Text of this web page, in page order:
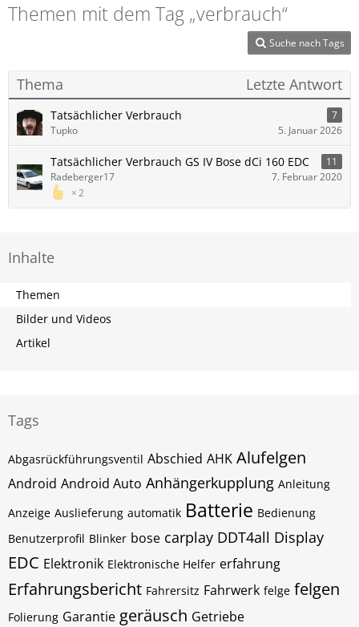
Themen mit dem Tag „verbrauch“
Suche nach Tags
Thema Letzte Antwort
Tatsächlicher Verbrauch
7
Tupko
5. Januar 2026
Tatsächlicher Verbrauch GS IV Bose dCi 160 EDC 11
2
Radeberger17 7. Februar 2020
Inhalte
Themen
Bilder und Videos
Artikel
Tags
Abgasrückführungsventil Abschied AHK Alufelgen
Android Android Auto Anhängerkupplung Anleitung
Anzeige Auslieferung automatik Batterie Bedienung
Benutzerprofil Blinker bose carplay DDT4all Display
EDC Elektronik Elektronische Helfer erfahrung
Erfahrungsbericht Fahrersitz Fahrwerk felge felgen
Folierung Garantie geräusch Getriebe